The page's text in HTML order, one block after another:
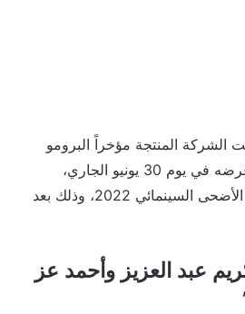
الشركة المنتجة مؤخراً البرومو
الأول له، وحددت موعد عرضه في يوم 30 يونيو الجاري،
للمنافسة في موسم عيد الأضحى السينمائي 2022، وذلك بعد
عبد العزيز وأحمد عز